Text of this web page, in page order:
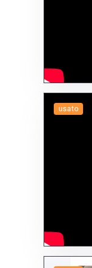
usato